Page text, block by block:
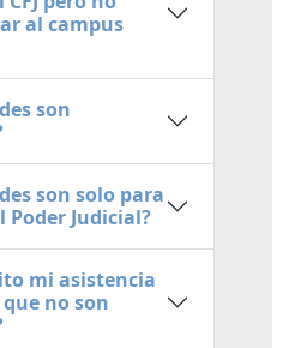
al campus
son
son solo para
Poder Judicial?
mi asistencia
no son